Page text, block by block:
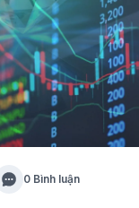
0 Bình luận